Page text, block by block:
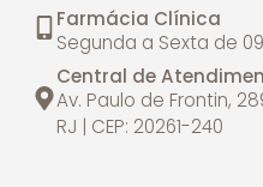
Farmácia Clínica
Segunda a Sexta de
Central de
Av. Paulo de Frontin,
RJ | CEP: 20261-240